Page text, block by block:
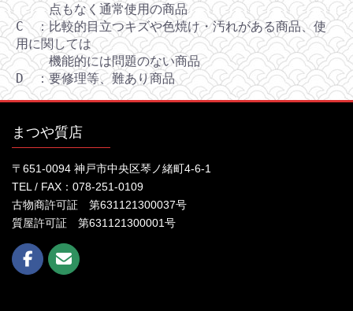
点もなく通常使用の商品
C ：比較的目立つキズや色焼け・汚れがある商品、使
用に関しては
機能的には問題のない商品
D ：要修理等、難あり商品
まつや質店
〒651-0094 神戸市中央区琴ノ緒町4-6-1
TEL / FAX：078-251-0109
古物商許可証 第631121300037号
質屋許可証 第631121300001号